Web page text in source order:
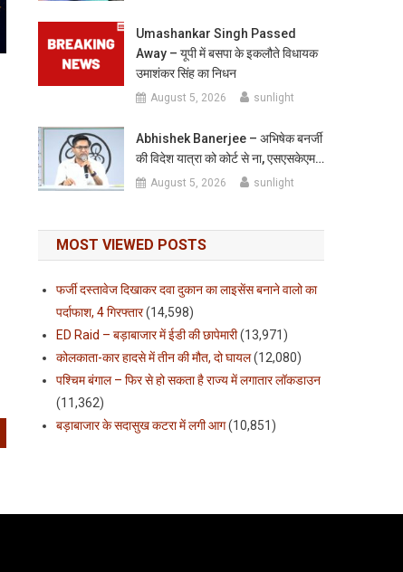
Umashankar Singh Passed
Away – यूपी में बसपा के इकलौते विधायक
उमाशंकर सिंह का निधन
August 5, 2026 sunlight
Abhishek Banerjee – अभिषेक बनर्जी
की विदेश यात्रा को कोर्ट से ना, एसएसकेएम…
August 5, 2026 sunlight
MOST VIEWED POSTS
फर्जी दस्तावेज दिखाकर दवा दुकान का लाइसेंस बनाने वालो का
पर्दाफाश, 4 गिरफ्तार(14,598)
ED Raid – बड़ाबाजार में ईडी की छापेमारी(13,971)
कोलकाता-कार हादसे में तीन की मौत, दो घायल(12,080)
पश्चिम बंगाल – फिर से हो सकता है राज्य में लगातार लॉकडाउन
(11,362)
बड़ाबाजार के सदासुख कटरा में लगी आग(10,851)